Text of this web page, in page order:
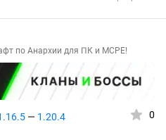
по Анархии для ПК и MCPE!
— 1.20.4 0